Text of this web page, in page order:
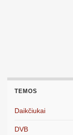
TEMOS
Daikčiukai
DVB